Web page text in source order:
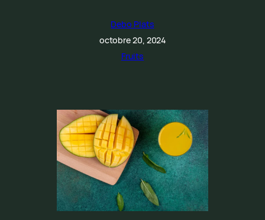
Debo Plats
octobre 20, 2024
Fruits